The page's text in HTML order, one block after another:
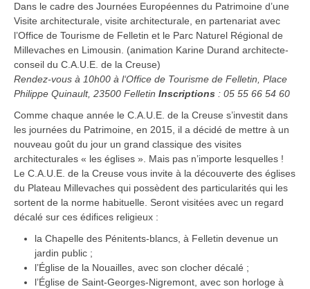
Dans le cadre des Journées Européennes du Patrimoine d’une
Visite architecturale, visite architecturale, en partenariat avec
l’Office de Tourisme de Felletin et le Parc Naturel Régional de
Millevaches en Limousin. (animation Karine Durand architecte-
conseil du C.A.U.E. de la Creuse)
Rendez-vous à 10h00 à l‘Office de Tourisme de Felletin, Place
Philippe Quinault, 23500 Felletin Inscriptions : 05 55 66 54 60
Comme chaque année le C.A.U.E. de la Creuse s’investit dans
les journées du Patrimoine, en 2015, il a décidé de mettre à un
nouveau goût du jour un grand classique des visites
architecturales « les églises ». Mais pas n’importe lesquelles !
Le C.A.U.E. de la Creuse vous invite à la découverte des églises
du Plateau Millevaches qui possèdent des particularités qui les
sortent de la norme habituelle. Seront visitées avec un regard
décalé sur ces édifices religieux :
la Chapelle des Pénitents-blancs, à Felletin devenue un
jardin public ;
l’Église de la Nouailles, avec son clocher décalé ;
l’Église de Saint-Georges-Nigremont, avec son horloge à